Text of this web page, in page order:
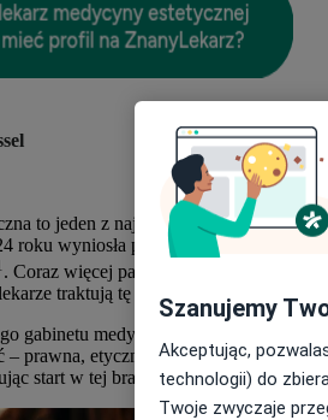
to jeden z najszybciej rosnących
roku wyniosła ponad 17 milionów
. Coraz więcej pacjentów poszukuje
traktują tę dziedzinę jako szansę
gabinetu medycyny estetycznej to
– prawna, etyczna i organizacyjna.
start w tej branży.
Szanujemy
Akceptując,
technologii) do
Twoje zwyczaje